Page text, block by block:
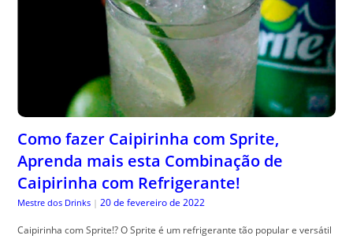
Como fazer Caipirinha com Sprite,
Aprenda mais esta Combinação de
Caipirinha com Refrigerante!
Mestre dos Drinks | 20 de fevereiro de 2022
Caipirinha com Sprite!? O Sprite é um refrigerante tão popular e versátil